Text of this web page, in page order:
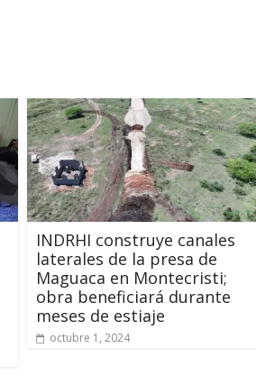
INDRHI construye canales
laterales de la presa de
Maguaca en Montecristi;
obra beneficiará durante
meses de estiaje
octubre 1, 2024